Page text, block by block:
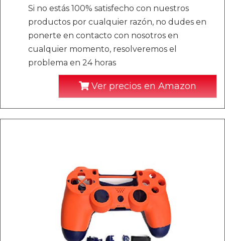
Si no estás 100% satisfecho con nuestros
productos por cualquier razón, no dudes en
ponerte en contacto con nosotros en
cualquier momento, resolveremos el
problema en 24 horas
Ver precios en Amazon